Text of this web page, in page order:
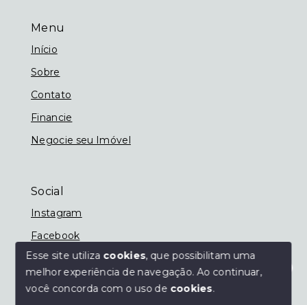
Olá! Estamos disponíveis para te ajudar.
Menu
Início
Sobre
Contato
Financie
Negocie seu Imóvel
Social
Instagram
Facebook
© Copyright 2026 - Imobiliária Nassif - Todos os
Esse site utiliza cookies, que possibilitam uma
melhor experiência de navegação.Ao continuar,
você concorda com o uso de cookies.